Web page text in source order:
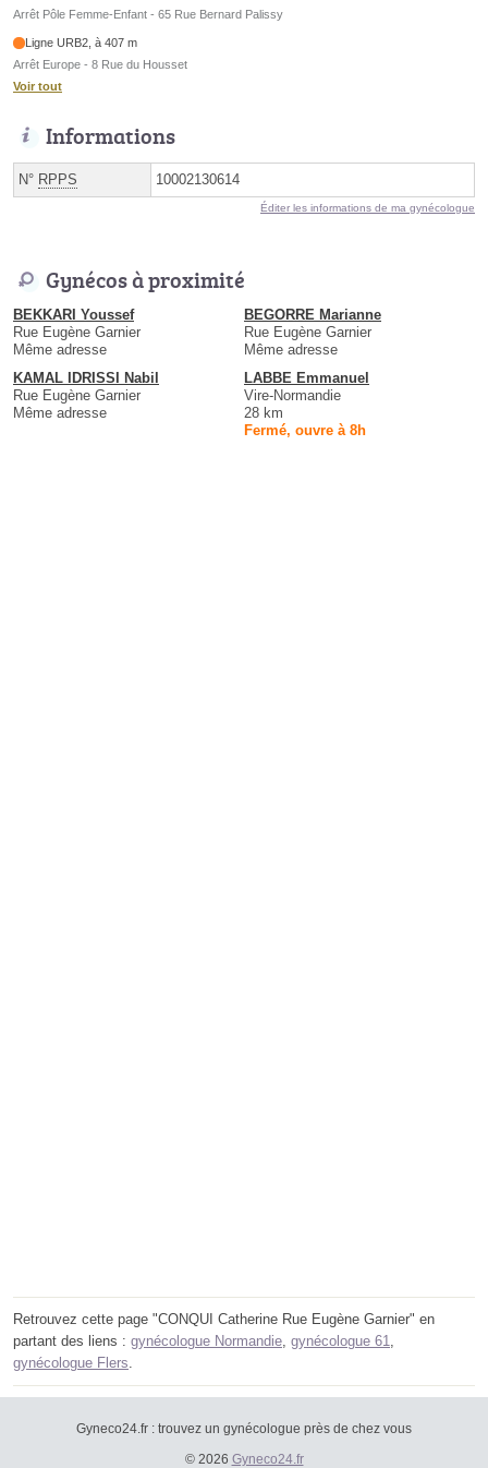
Arrêt Pôle Femme-Enfant - 65 Rue Bernard Palissy
Ligne URB2, à 407 m
Arrêt Europe - 8 Rue du Housset
Voir tout
Informations
N° RPPS 10002130614
Éditer les informations de ma gynécologue
Gynécos à proximité
BEKKARI Youssef
Rue Eugène Garnier
Même adresse
BEGORRE Marianne
Rue Eugène Garnier
Même adresse
KAMAL IDRISSI Nabil
Rue Eugène Garnier
Même adresse
LABBE Emmanuel
Vire-Normandie
28 km
Fermé, ouvre à 8h
Retrouvez cette page "CONQUI Catherine Rue Eugène Garnier" en
partant des liens : gynécologue Normandie, gynécologue 61,
gynécologue Flers.
Gyneco24.fr : trouvez un gynécologue près de chez vous
© 2026 Gyneco24.fr